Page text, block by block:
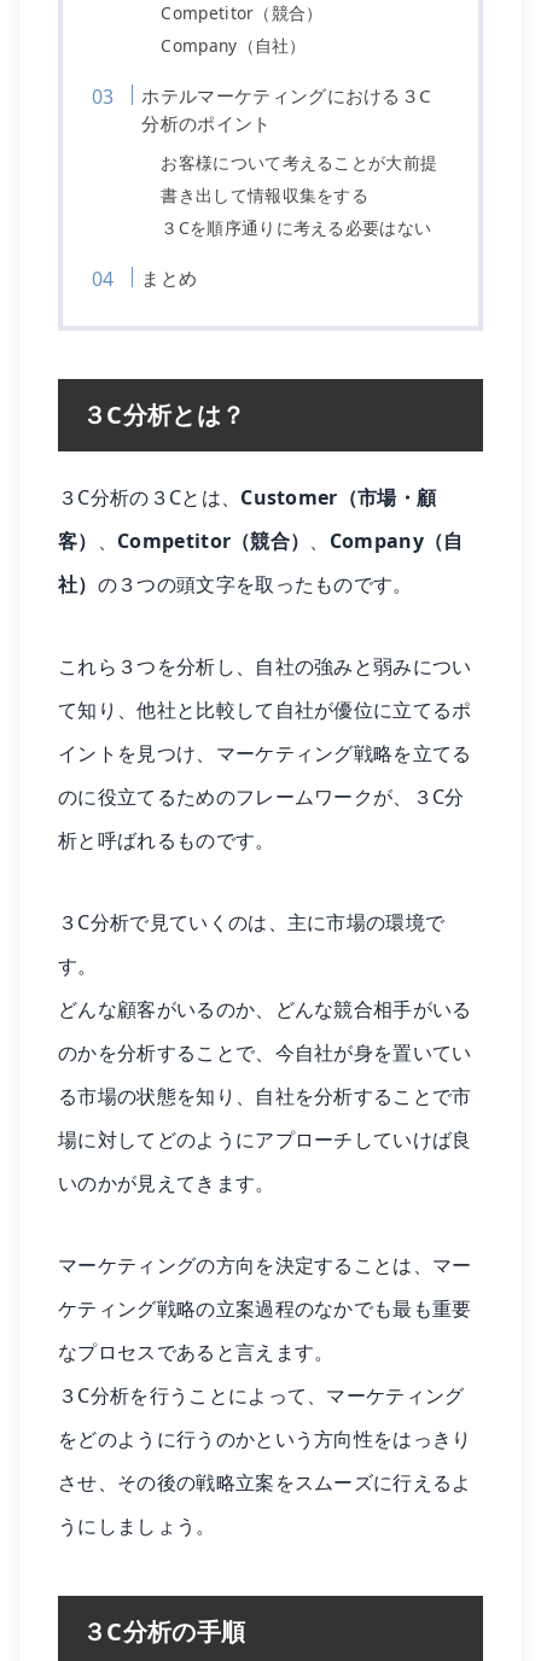
Competitor（競合）
Company（自社）
ホテルマーケティングにおける３C
分析のポイント
お客様について考えることが大前提
書き出して情報収集をする
３Cを順序通りに考える必要はない
まとめ
３C分析とは？
３C分析の３Cとは、 Customer（市場・顧
客） 、 Competitor（競合） 、 Company（自
社） の３つの頭文字を取ったものです。
これら３つを分析し、自社の強みと弱みについ
て知り、他社と比較して自社が優位に立てるポ
イントを見つけ、マーケティング戦略を立てる
のに役立てるためのフレームワークが、３C分
析と呼ばれるものです。
３C分析で見ていくのは、主に市場の環境で
す。
どんな顧客がいるのか、どんな競合相手がいる
のかを分析することで、今自社が身を置いてい
る市場の状態を知り、自社を分析することで市
場に対してどのようにアプローチしていけば良
いのかが見えてきます。
マーケティングの方向を決定することは、マー
ケティング戦略の立案過程のなかでも最も重要
なプロセスであると言えます。
３C分析を行うことによって、マーケティング
をどのように行うのかという方向性をはっきり
させ、その後の戦略立案をスムーズに行えるよ
うにしましょう。
３C分析の手順